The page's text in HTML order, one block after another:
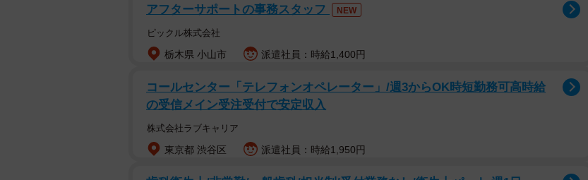
Aさんは社内恋愛のすえ、Bさんと結婚しました。しかし、その結婚生活は長くは続かず、B
さんの不倫によって幕を閉じました。
Aさんは家事や育児をしっかりやるタイプでした。一方のBさんは、お酒が好きで子どもが
小さくて育児が大変な時期でも夜中まで飲み歩き、時には酔っぱらって帰宅したり、子ども
との時間よりも自分の趣味の時間をとろうとしたりしていたので、いつもAさんは文句を言
っていました。「この間は、電話はつながらないし、帰ってきたらかなり泥酔してい
て……。大体40過ぎたらもっと大人の飲み方してほしいよね。家に入れたくなくてドアにロ
アフターサポートの事務スタッフ NEW
ピックル株式会社
栃木県 小山市 派遣社員：時給1,400円
コールセンター「テレフォンオペレーター」/週3からOK時短勤務可高時給
の受信メイン受注受付で安定収入
株式会社ラブキャリア
東京都 渋谷区 派遣社員：時給1,950円